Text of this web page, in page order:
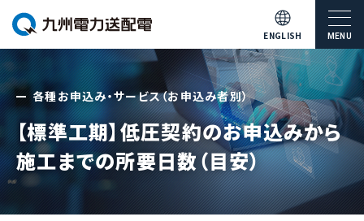
ENGLISH MENU
各種お申込み・サービス（お申込み者別）
【標準工期】低圧契約のお申込みから
施工までの所要日数（目安）